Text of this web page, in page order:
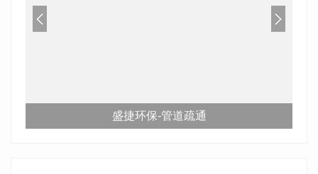
盛捷环保-管道疏通